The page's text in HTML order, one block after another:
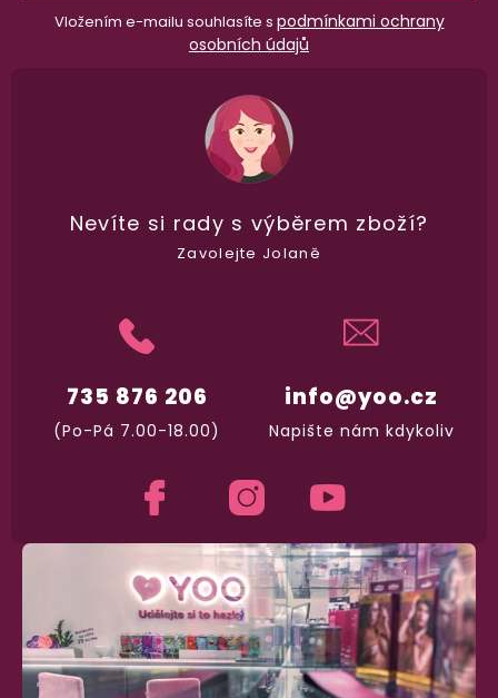
98% spokojenost
recenzí ověřených zakazníků
100% diskrétní balení
Dodání do 2. dne
Na rychlosti záleží! Vše důležité máme
a okamžitě odesíláme.
30 dnína bezplatné vrácení zboží
Vložením e-mailu souhlasíte s podmínkami ochrany
osobních údajů
info@yoo.cz
Napište nám kdykoliv
735 876 206
(Po-Pá 7.00-18.00)
Nevíte si rady s výběrem zboží?
Zavolejte Jolaně